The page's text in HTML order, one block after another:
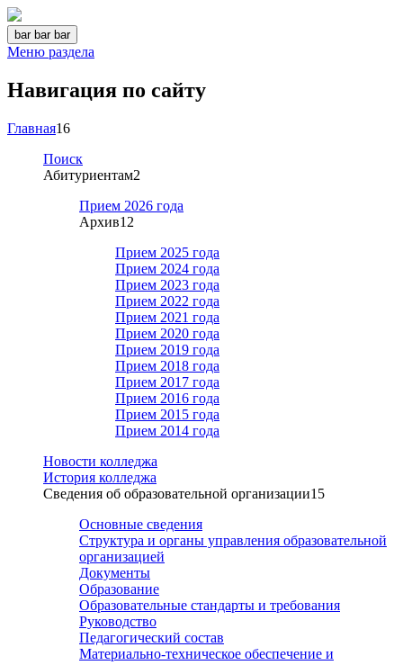
bar bar bar
Меню раздела
Навигация по сайту
Главная16
Поиск
Абитуриентам2
Прием 2026 года
Архив12
Прием 2025 года
Прием 2024 года
Прием 2023 года
Прием 2022 года
Прием 2021 года
Прием 2020 года
Прием 2019 года
Прием 2018 года
Прием 2017 года
Прием 2016 года
Прием 2015 года
Прием 2014 года
Новости колледжа
История колледжа
Сведения об образовательной организации15
Основные сведения
Структура и органы управления образовательной
организацией
Документы
Образование
Образовательные стандарты и требования
Руководство
Педагогический состав
Материально-техническое обеспечение и